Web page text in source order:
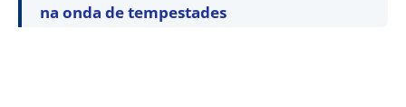
na onda de tempestades